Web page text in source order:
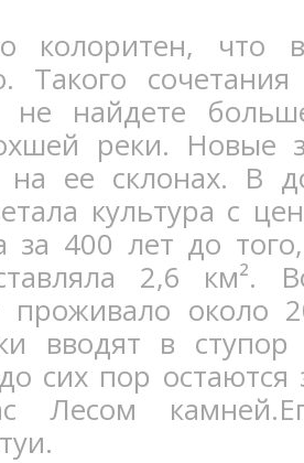
колоритен, что
Такого
не найдете
реки. Новые
ее склонах. В
культура с
за 400 лет до
2,6 км².
проживало около
вводят в
сих пор
Лесом